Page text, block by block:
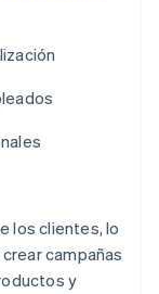
los clientes, lo
campañas
y